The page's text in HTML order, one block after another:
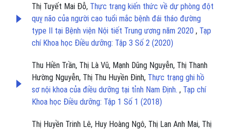
Thị Tuyết Mai Đỗ, Thực trạng kiến thức về dự phòng đột
quỵ não của người cao tuổi mắc bệnh đái tháo đường
type II tại Bệnh viện Nội tiết Trung ương năm 2020 , Tạp
chí Khoa học Điều dưỡng: Tập 3 Số 2 (2020)
Thu Hiền Trần, Thị Là Vũ, Mạnh Dũng Nguyễn, Thị Thanh
Hường Nguyễn, Thị Thu Huyền Đinh, Thực trạng ghi hồ
sơ nội khoa của điều dưỡng tại tỉnh Nam Định. , Tạp chí
Khoa học Điều dưỡng: Tập 1 Số 1 (2018)
Thị Huyền Trinh Lê, Huy Hoàng Ngô, Thị Lan Anh Mai, Thị